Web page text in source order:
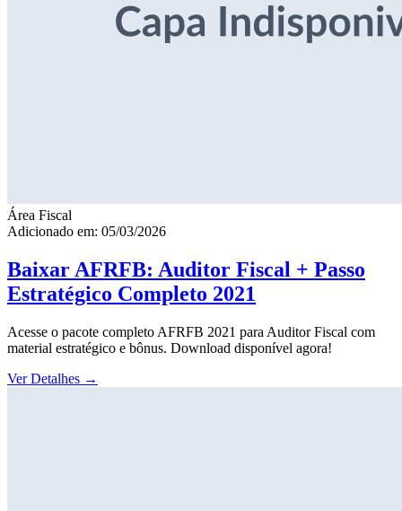
Área Fiscal
Adicionado em: 05/03/2026
Baixar AFRFB: Auditor Fiscal + Passo
Estratégico Completo 2021
Acesse o pacote completo AFRFB 2021 para Auditor Fiscal com
material estratégico e bônus. Download disponível agora!
Ver Detalhes →